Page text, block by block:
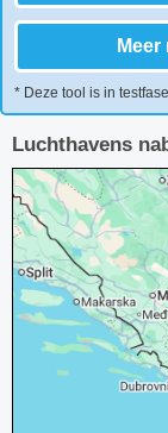
* Deze tool is in
Luchthavens